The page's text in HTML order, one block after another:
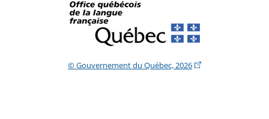
© Gouvernement du Québec, 2026(Cet hyperlien